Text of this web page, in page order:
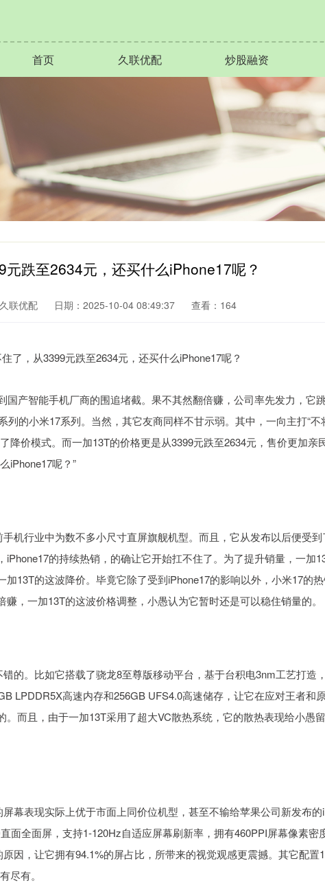
首页 久联优配 炒股融资
跌至2634元，还买什么iPhone17呢？
联优配 日期：2025-10-04 08:49:37 查看：164
国产智能手机厂商的围追堵截。果不其然翻倍赚，公司率先发力，它
列的小米17系列。当然，其它友商同样不甘示弱。其中，一向主打“不
降价模式。而一加13T的价格更是从3399元跌至2634元，售价更加亲
iPhone17呢？”
机行业中为数不多小尺寸直屏旗舰机型。而且，它从发布以后便受到
iPhone17的持续热销，的确让它开始扛不住了。为了提升销量，一加
13T的这波降价。毕竟它除了受到iPhone17的影响以外，小米17的
，一加13T的这波价格调整，小愚认为它暂时还是可以稳住销量的。
的。比如它搭载了骁龙8至尊版移动平台，基于台积电3nm工艺打造
LPDDR5X高速内存和256GB UFS4.0高速储存，让它在应对王者和
而且，由于一加13T采用了超大VC散热系统，它的散热表现给小愚
幕表现实际上优于市面上同价位机型，甚至不输给苹果公司新发布的
面全面屏，支持1-120Hz自适应屏幕刷新率，拥有460PPI屏幕像素密度
因，让它拥有94.1%的屏占比，所带来的视觉观感更震撼。其它配置
尽有。
39.68 1.02% 深证成指 14311.01 200.89